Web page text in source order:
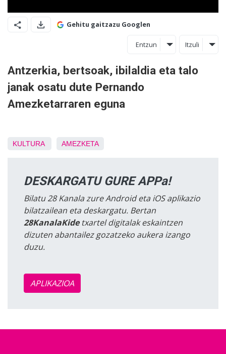
Gehitu gaitzazu Googlen
Entzun Itzuli
Antzerkia, bertsoak, ibilaldia eta talo
janak osatu dute Pernando
Amezketarraren eguna
KULTURA AMEZKETA
DESKARGATU GURE APPa!
Bilatu 28 Kanala zure Android eta iOS aplikazio
bilatzailean eta deskargatu. Bertan
28KanalaKidetxartel digitalak eskaintzen
dizuten abantailez gozatzeko aukera izango
duzu.
APLIKAZIOA